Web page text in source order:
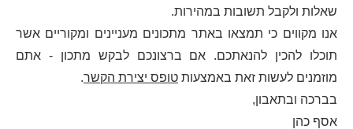
שאלות ולקבל תשובות במהירות.
אנו מקווים כי תמצאו באתר מתכונים מעניינים ומקוריים אשר
תוכלו להכין להנאתכם. אם ברצונכם לבקש מתכון - אתם
מוזמנים לעשות זאת באמצעות טופס יצירת הקשר.
בברכה ובתאבון,
אסף כהן